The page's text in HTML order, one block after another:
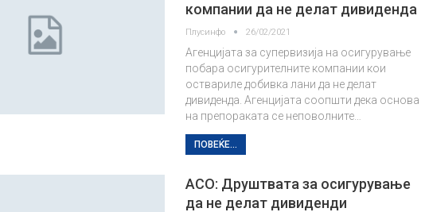
компании да не делат дивиденда
Плусинфо 26/02/2021
Агенцијата за супервизија на осигурување
побара осигурителните компании кои
оствариле добивка лани да не делат
дивиденда. Агенцијата соопшти дека основа
на препораката се неповолните…
ПОВЕЌЕ...
АСО: Друштвата за осигурување
да не делат дивиденди